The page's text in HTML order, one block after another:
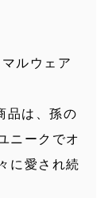
ルウェア
品は、孫の
ニークでオ
に愛され続